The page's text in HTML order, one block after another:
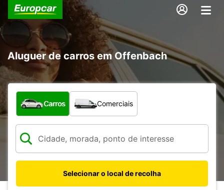
Aluguer de carros em Offenbach
Que tipo de veículo pretende?
Carros Comerciais
Selecionar o local de recolha